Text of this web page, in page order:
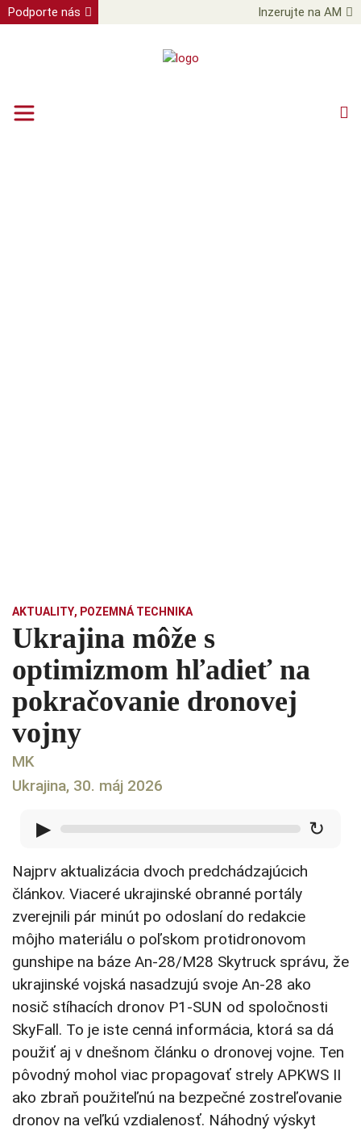
Podporte nás Inzerujte na AM
AKTUALITY, POZEMNÁ TECHNIKA
Ukrajina môže s
optimizmom hľadieť na
pokračovanie dronovej
vojny
MK
Ukrajina, 30. máj 2026
▶ ↻
Najprv aktualizácia dvoch predchádzajúcich
článkov. Viaceré ukrajinské obranné portály
zverejnili pár minút po odoslaní do redakcie
môjho materiálu o poľskom protidronovom
gunshipe na báze An-28/M28 Skytruck správu, že
ukrajinské vojská nasadzujú svoje An-28 ako
nosič stíhacích dronov P1-SUN od spoločnosti
SkyFall. To je iste cenná informácia, ktorá sa dá
použiť aj v dnešnom článku o dronovej vojne. Ten
pôvodný mohol viac propagovať strely APKWS II
ako zbraň použiteľnú na bezpečné zostreľovanie
dronov na veľkú vzdialenosť. Náhodný výskyt